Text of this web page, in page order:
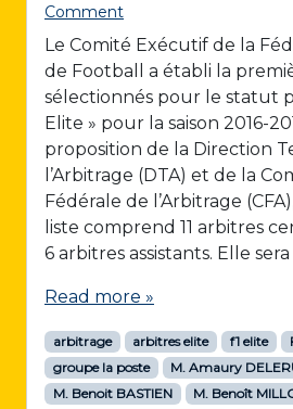
Comment
Le Comité Exécutif de la
de Football a établi la
sélectionnés pour le statut
Elite » pour la saison 2016-
proposition de la Direction
l’Arbitrage (DTA) et de la
Fédérale de l’Arbitrage
liste comprend 11 arbitres
6 arbitres assistants. Elle
Read more »
arbitrage arbitres elite f1 elite
groupe la poste
M. Amaury
M. Benoit BASTIEN
M. Benoît